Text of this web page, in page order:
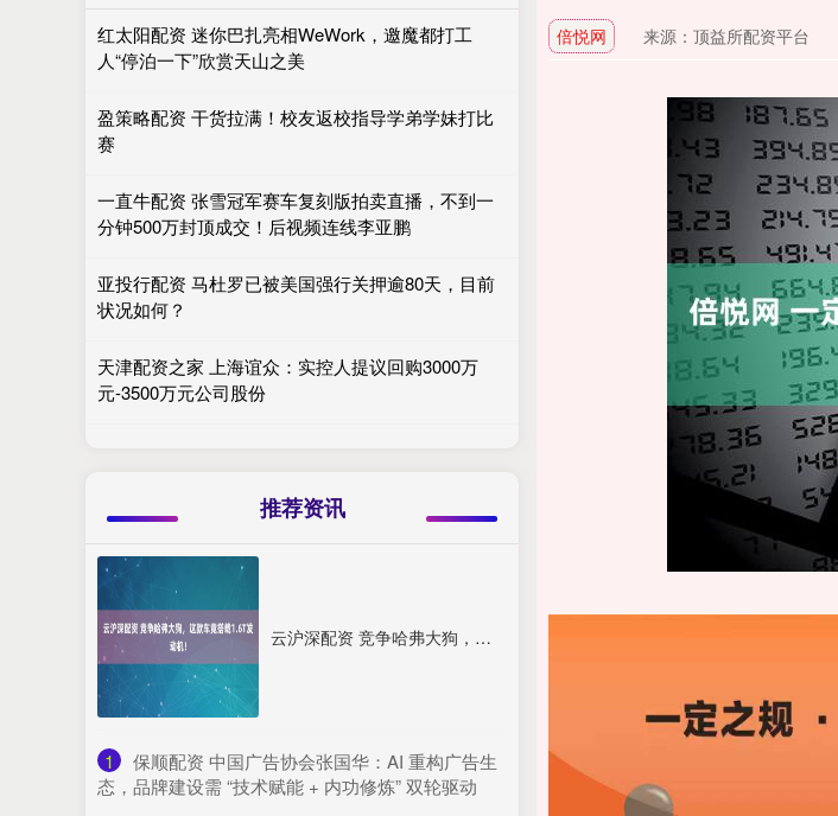
倍悦网 来源：顶益所配资平台
红太阳配资 迷你巴扎亮相WeWork，邀魔都打工
人“停泊一下”欣赏天山之美
盈策略配资 干货拉满！校友返校指导学弟学妹打比
赛
一直牛配资 张雪冠军赛车复刻版拍卖直播，不到一
分钟500万封顶成交！后视频连线李亚鹏
亚投行配资 马杜罗已被美国强行关押逾80天，目前
状况如何？
天津配资之家 上海谊众：实控人提议回购3000万
元-3500万元公司股份
推荐资讯
云沪深配资 竞争哈弗大狗，这款车竟搭载1.6T发动机！
1
​保顺配资 中国广告协会张国华：AI 重构广告生
态，品牌建设需 “技术赋能 + 内功修炼” 双轮驱动